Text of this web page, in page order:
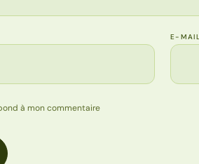
E-
à mon commentaire